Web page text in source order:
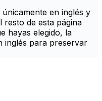
en inglés y
resto de esta página
hayas elegido, la
inglés para preservar